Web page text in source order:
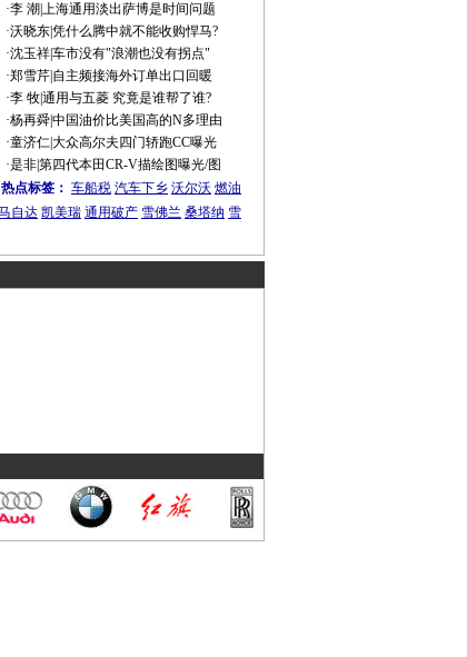
·李 潮 上海通用淡出萨博是时间问题
·沃晓东|凭什么腾中就不能收购悍马?
·沈玉祥|车市没有"浪潮也没有拐点"
·郑雪芹| 自主频接海外订单出口回暖
·李 牧|通用与五菱 究竟是谁帮了谁?
·杨再舜|中国油价比美国高的N多理由
·童济仁|大众高尔夫四门轿跑CC曝光
·是非|第四代本田CR-V描绘图曝光/图
热点标签： 车船税 汽车下乡 沃尔沃 燃油
自达 凯美瑞 通用破产 雪佛兰 桑塔纳 雪